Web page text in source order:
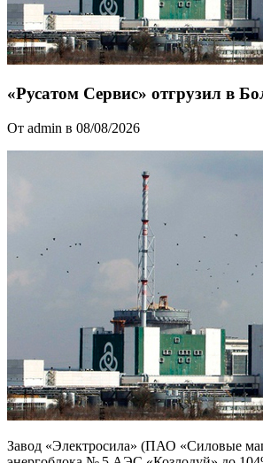
«Русатом Сервис» отгрузил в
От admin в 08/08/2026
Завод «Электросила» (ПАО «Силовые